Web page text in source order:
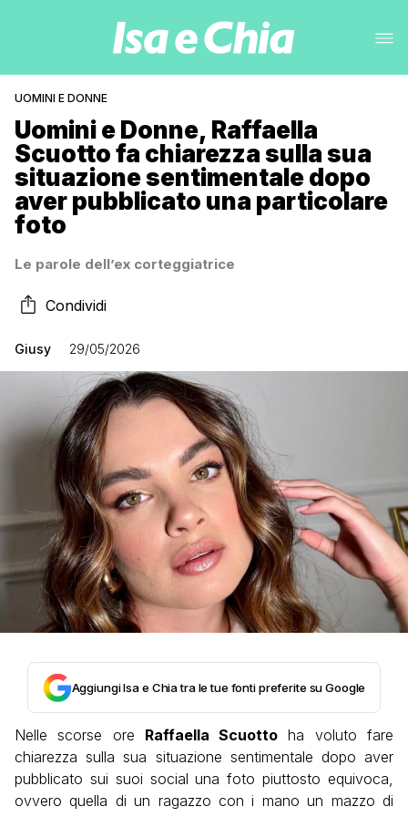
UOMINI E DONNE
Uomini e Donne, Raffaella
Scuotto fa chiarezza sulla sua
situazione sentimentale dopo
aver pubblicato una particolare
foto
Le parole dell’ex corteggiatrice
Condividi
Giusy 29/05/2026
Aggiungi Isa e Chia tra le tue fonti preferite su Google
Nelle scorse ore Raffaella Scuotto ha voluto fare
chiarezza sulla sua situazione sentimentale dopo aver
pubblicato sui suoi social una foto piuttosto equivoca,
ovvero quella di un ragazzo con i mano un mazzo di